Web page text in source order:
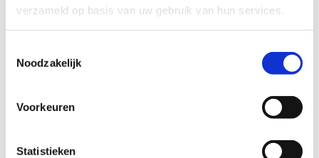
verzameld op basis van uw gebruik van hun services.
Noodzakelijk
Voorkeuren
Statistieken
Kleur: Brons patina
€ 45,70
Aanvraag informatie / bestellen